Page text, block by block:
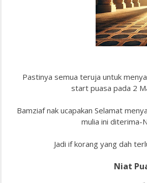
Pastinya semua teruja untuk
start puasa pada 2
Bamziaf nak ucapakan Selamat
mulia ini diterima-
Jadi if korang yang dah
Niat